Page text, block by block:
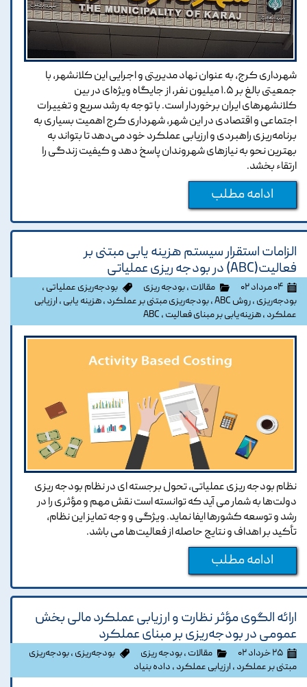
شهرداری کرج، به عنوان نهاد مدیریتی و اجرایی این کلانشهر، با
جمعیتی بالغ بر ۱.۵ میلیون نفر، از جایگاه ویژه‌ای در بین
کلانشهرهای ایران برخوردار است. با توجه به رشد سریع و تغییرات
اجتماعی و اقتصادی در این شهر، شهرداری کرج اهمیت بسیاری به
برنامه‌ریزی راهبردی و ارزیابی عملکرد خود می‌دهد تا بتواند به
بهترین نحو به نیازهای شهروندان پاسخ دهد و کیفیت زندگی را
ارتقاء بخشد.
ادامه مطلب
الزامات استقرار سیستم هزینه یابی مبتنی بر
فعالیت(ABC) در بودجه ریزی عملیاتی
۰۴ مرداد ۰۲ مقالات ،بودجه ریزی بودجه‌ریزی عملیاتی ،
بودجه‌ریزی ،روش ABC ،بودجه‌ریزی مبتنی بر عملکرد ،هزینه یابی ، ارزیابی
عملکرد ،هزینه‌یابی بر مبنای فعالیت ، ABC
نظام بودجه ریزی عملیاتی، تحول برجسته ای در نظام بودجه ریزی
دولت‌ها به شمار می آید که توانسته است نقش مهم و مؤثری را در
رشد و توسعه کشورها ایفا نماید. ویژگی و وجه تمایز این نظام،
تأکید بر اهداف و نتایج حاصله از فعالیت‌ها می باشد.
ادامه مطلب
ارائه الگوی مؤثر نظارت و ارزیابی عملکرد مالی بخش
عمومی در بودجه‌ریزی بر مبنای عملکرد
۲۵ خرداد ۰۲ مقالات ،بودجه ریزی بودجه‌ریزی ،بودجه‌ریزی
مبتنی بر عملکرد ، ارزیابی عملکرد ، داده بنیاد